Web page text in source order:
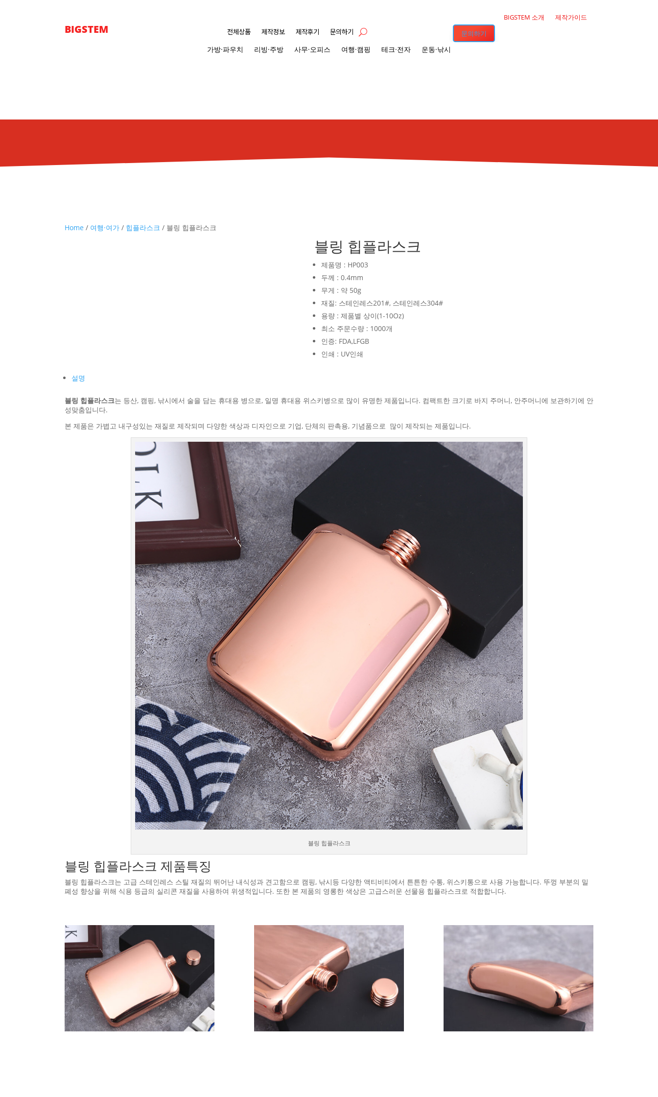
BIGSTEM 소개 제작가이드
BIGSTEM 전체상품 제작정보 제작후기 문의하기 문의하기
가방·파우치 리빙·주방 사무·오피스 여행·캠핑 테크·전자 운동·낚시
Home / 여행·여가 / 힙플라스크 / 블링 힙플라스크
블링 힙플라스크
제품명 : HP003
두께 : 0.4mm
무게 : 약 50g
재질: 스테인레스201#, 스테인레스304#
용량 : 제품별 상이(1-10Oz)
최소 주문수량 : 1000개
인증: FDA,LFGB
인쇄 : UV인쇄
설명
블링 힙플라스크는 등산, 캠핑, 낚시에서 술을 담는 휴대용 병으로, 일명 휴대용 위스키병으로 많이 유명한 제품입니다. 컴팩트한 크기로 바지 주머니, 안주머니에 보관하기에 안
성맞춤입니다.
본 제품은 가볍고 내구성있는 재질로 제작되며 다양한 색상과 디자인으로 기업, 단체의 판촉용, 기념품으로 많이 제작되는 제품입니다.
블링 힙플라스크
블링 힙플라스크 제품특징
블링 힙플라스크는 고급 스테인레스 스틸 재질의 뛰어난 내식성과 견고함으로 캠핑, 낚시등 다양한 액티비티에서 튼튼한 수통, 위스키통으로 사용 가능합니다. 뚜껑 부분의 밀
폐성 향상을 위해 식용 등급의 실리콘 재질을 사용하여 위생적입니다. 또한 본 제품의 영롱한 색상은 고급스러운 선물용 힙플라스크로 적합합니다.